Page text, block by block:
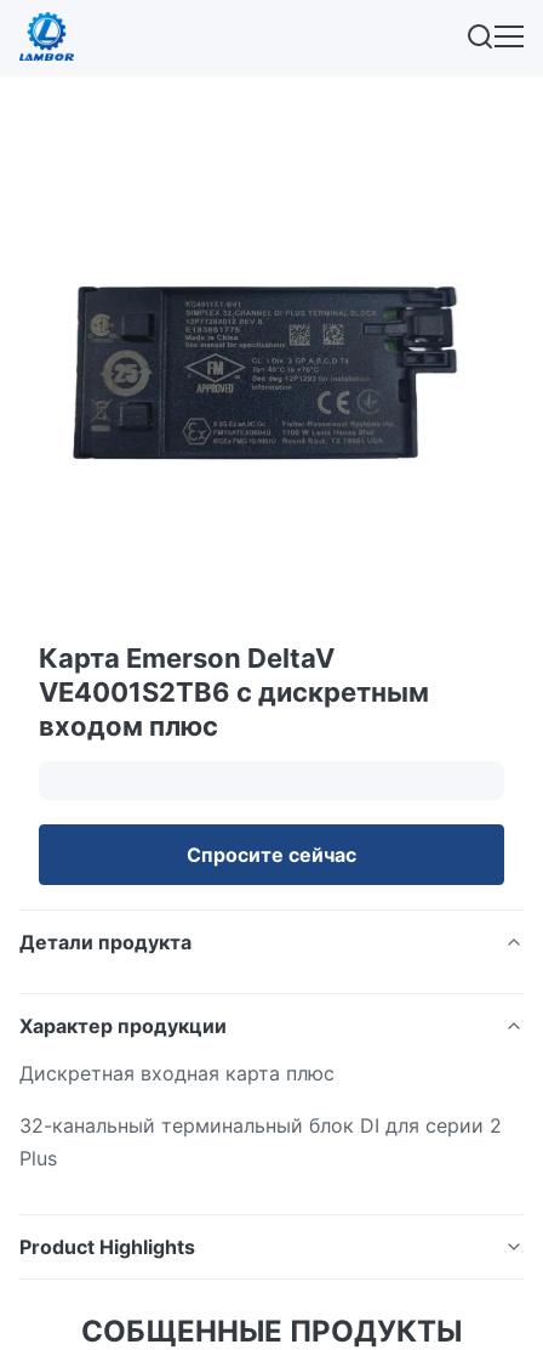
Карта Emerson DeltaV
VE4001S2TB6 с дискретным
входом плюс
Спросите сейчас
Детали продукта
Характер продукции
Дискретная входная карта плюс
32-канальный терминальный блок DI для серии 2
Plus
Product Highlights
терминальный блок DI для серии 2 Plus
СОБЩЕННЫЕ ПРОДУКТЫ